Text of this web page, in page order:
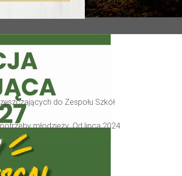
do Zespołu Szkół
młodzieży. Od lipca 2024